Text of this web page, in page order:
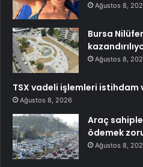
Ağustos 8,
Bursa
Ağustos 8,
TSX vadeli işlemleri istihdam
Ağustos 8, 2026
Araç
ödemek
Ağustos 8,